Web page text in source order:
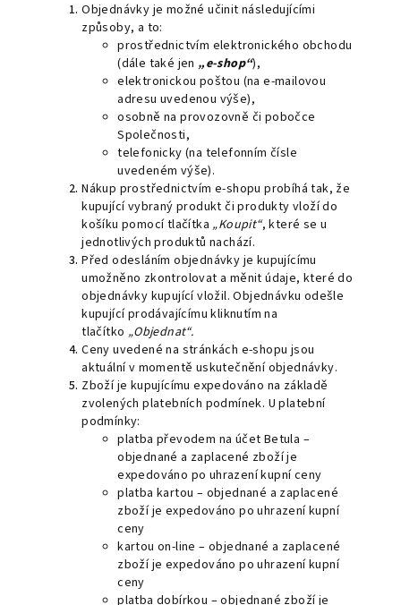
Objednávky je možné učinit následujícími
způsoby, a to:
prostřednictvím elektronického obchodu
(dále také jen„e-shop“),
elektronickou poštou (na e-mailovou
adresu uvedenou výše),
osobně na provozovně či pobočce
Společnosti,
telefonicky (na telefonním čísle
uvedeném výše).
Nákup prostřednictvím e-shopu probíhá tak, že
kupující vybraný produkt či produkty vloží do
košíku pomocí tlačítka„Koupit“, které se u
jednotlivých produktů nachází.
Před odesláním objednávky je kupujícímu
umožněno zkontrolovat a měnit údaje, které do
objednávky kupující vložil. Objednávku odešle
kupující prodávajícímu kliknutím na
tlačítko „Objednat“.
Ceny uvedené na stránkách e-shopu jsou
aktuální v momentě uskutečnění objednávky.
Zboží je kupujícímu expedováno na základě
zvolených platebních podmínek. U platební
podmínky:
platba převodem na účet Betula –
objednané a zaplacené zboží je
expedováno po uhrazení kupní ceny
platba kartou – objednané a zaplacené
zboží je expedováno po uhrazení kupní
ceny
kartou on-line – objednané a zaplacené
zboží je expedováno po uhrazení kupní
ceny
platba dobírkou – objednané zboží je